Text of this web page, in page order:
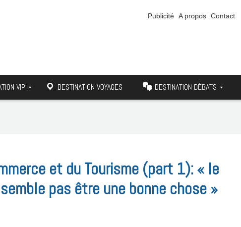
Publicité A propos Contact
VIP DESTINATION VOYAGES DESTINATION DÉBATS
et du Tourisme (part 1): « le
pas être une bonne chose »